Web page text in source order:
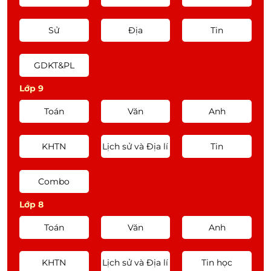
Vinh
27:26
Sự chuyển thể | Vật Lí 12 (Chân
Sự chuyển thể của các chất | Vật
Lí 12 (KNTT) | Thầy Phạm Quốc
Toản54:16
Tùng
Ester | Hoá học 12 (Cánh Diều) |
Thầy: Đặng Xuân Chất
37:25
Sử Địa Tin
GDKT&PL
Lớp 9
Toán Văn Anh
KHTN Lịch sử và Địa lí Tin
Combo
Lớp 8
Toán Văn Anh
KHTN Lịch sử và Địa lí Tin học